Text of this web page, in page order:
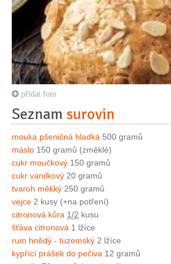
přidat foto
Seznam surovin
mouka pšeničná hladká 500 gramů
máslo 150 gramů (změklé)
cukr moučkový 150 gramů
cukr vanilkový 20 gramů
tvaroh měkký 250 gramů
vejce 2 kusy (+na potření)
citronová kůra 1/2 kusu
šťáva citronová 1 lžíce
rum hnědý - tuzemský 2 lžíce
kypřící prášek do pečiva 12 gramů